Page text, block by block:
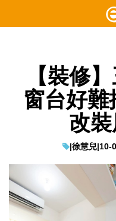
【裝修
窗台好難
改
|徐慧兒|10-